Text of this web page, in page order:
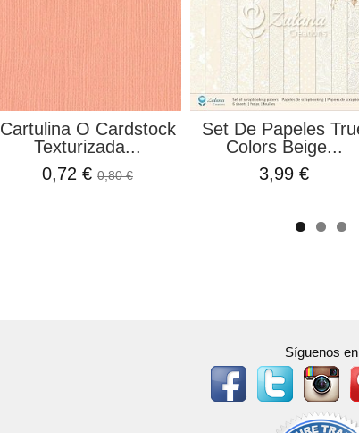
Cartulina O Cardstock
Texturizada...
0,72 €0,80 €
Set De Papeles
Colors Beige...
3,99 €
Síguenos en